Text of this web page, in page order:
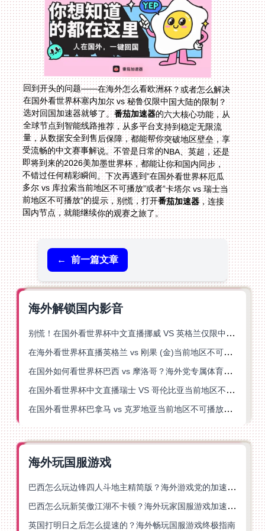
回到开头的问题——在海外怎么看欧洲杯？或者怎么解决
在国外看世界杯塞内加尔 vs 秘鲁仅限中国大陆的限制？
选对回国加速器就够了。番茄加速器的六大核心功能，从
全球节点到智能线路推荐，从多平台支持到稳定无限流
量，从数据安全到售后保障，都能帮你突破地区壁垒，享
受流畅的中文赛事解说。不管是日常的NBA、英超，还是
即将到来的2026美加墨世界杯，都能让你和国内同步，
不错过任何精彩瞬间。下次再遇到“在国外看世界杯厄瓜
多尔 vs 库拉索当前地区不可播放”或者“卡塔尔 vs 瑞士当
前地区不可播放”的提示，别慌，打开番茄加速器，连接
国内节点，就能继续你的观赛之旅了。
← 前一篇文章
海外解锁国内影音
别慌！在国外看世界杯中文直播挪威 VS 英格兰仅限中国大陆？这篇指南帮你搞定
在海外看世界杯直播英格兰 vs 刚果 (金)当前地区不可播放？这篇指南帮你突破所有限制
在国外如何看世界杯巴西 vs 摩洛哥？海外党专属体育观赛指南来了
在国外看世界杯中文直播瑞士 VS 哥伦比亚当前地区不可播放？这篇指南帮你搞定
在国外看世界杯巴拿马 vs 克罗地亚当前地区不可播放？这篇指南帮你轻松解决海外体育直播难题
海外玩国服游戏
巴西怎么玩边锋四人斗地主精简版？海外游戏党的加速器终极选择
巴西怎么玩新笑傲江湖不卡顿？海外玩家国服游戏加速终极指南（附猫和老鼠一梦江湖实测）
英国打明日之后怎么提速的？海外畅玩国服游戏终极指南